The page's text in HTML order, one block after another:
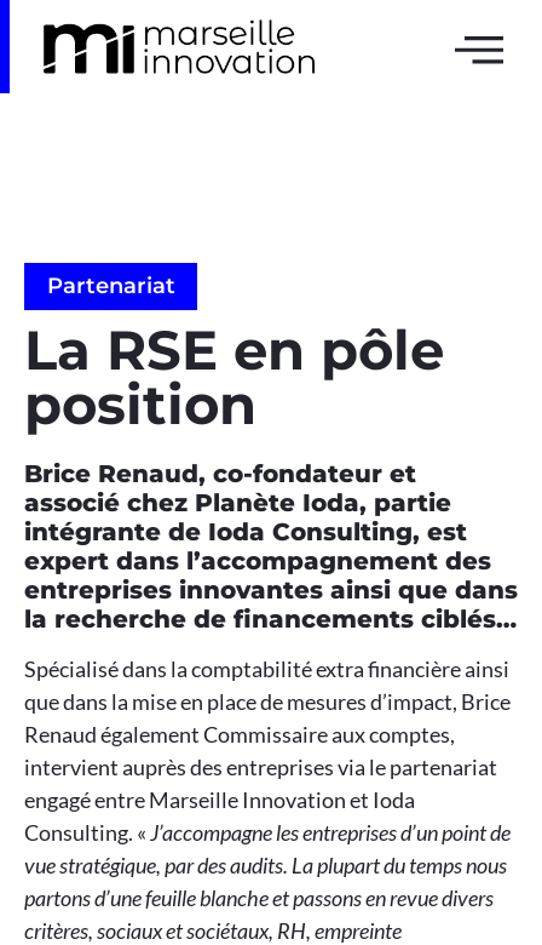
Partenariat
La RSE en pôle
position
Brice Renaud, co-fondateur et
associé chez Planète Ioda, partie
intégrante de Ioda Consulting, est
expert dans l’accompagnement des
entreprises innovantes ainsi que dans
la recherche de financements ciblés…
Spécialisé dans la comptabilité extra financière ainsi
que dans la mise en place de mesures d’impact, Brice
Renaud également Commissaire aux comptes,
intervient auprès des entreprises via le partenariat
engagé entre Marseille Innovation et Ioda
Consulting. «J’accompagne les entreprises d’un point de
vue stratégique, par des audits. La plupart du temps nous
partons d’une feuille blanche et passons en revue divers
critères, sociaux et sociétaux, RH, empreinte